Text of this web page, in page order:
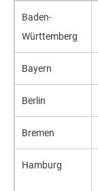
Baden-
Württemberg
Bayern
Berlin
Bremen
Hamburg